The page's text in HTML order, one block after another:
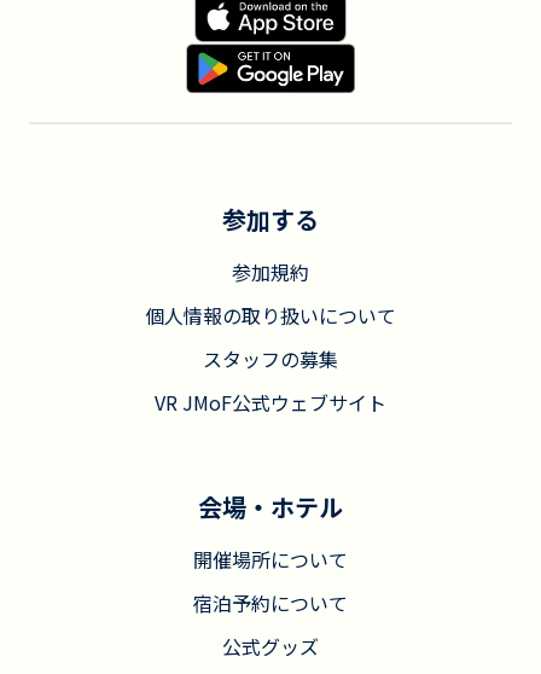
参加する
参加規約
個人情報の取り扱いについて
スタッフの募集
VR JMoF公式ウェブサイト
会場・ホテル
開催場所について
宿泊予約について
公式グッズ